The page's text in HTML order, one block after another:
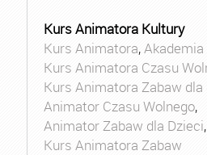
Kurs Animatora Kultury
Kurs Animatora,
Kurs Animatora Czasu
Kurs Animatora Zabaw dla
Animator Czasu Wolnego,
Animator Zabaw dla Dzieci,
Kurs Animatora Zabaw